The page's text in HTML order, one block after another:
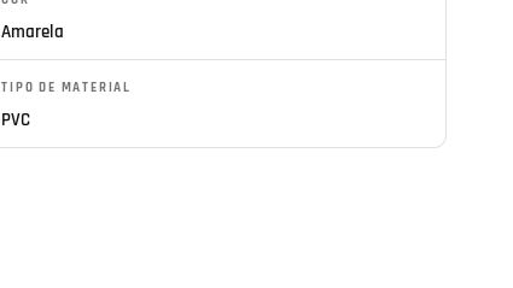
Amarela
TIPO DE MATERIAL
PVC